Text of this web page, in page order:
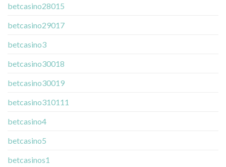
betcasino28015
betcasino29017
betcasino3
betcasino30018
betcasino30019
betcasino310111
betcasino4
betcasino5
betcasinos1